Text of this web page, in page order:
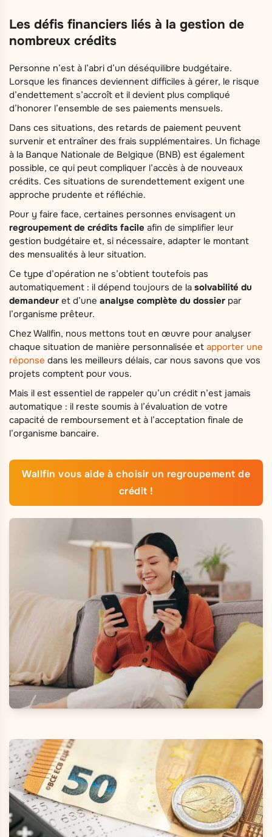
Les défis financiers liés à la gestion de
nombreux crédits
Personne n’est à l’abri d’un déséquilibre budgétaire.
Lorsque les finances deviennent difficiles à gérer, le risque
d’endettement s’accroît et il devient plus compliqué
d’honorer l’ensemble de ses paiements mensuels.
Dans ces situations, des retards de paiement peuvent
survenir et entraîner des frais supplémentaires. Un fichage
à la Banque Nationale de Belgique (BNB) est également
possible, ce qui peut compliquer l’accès à de nouveaux
crédits. Ces situations de surendettement exigent une
approche prudente et réfléchie.
Pour y faire face, certaines personnes envisagent un
regroupement de crédits facile afin de simplifier leur
gestion budgétaire et, si nécessaire, adapter le montant
des mensualités à leur situation.
Ce type d’opération ne s’obtient toutefois pas
automatiquement : il dépend toujours de la solvabilité du
demandeur et d’une analyse complète du dossier par
l’organisme prêteur.
Chez Wallfin, nous mettons tout en œuvre pour analyser
chaque situation de manière personnalisée et apporter une
réponse dans les meilleurs délais, car nous savons que vos
projets comptent pour vous.
Mais il est essentiel de rappeler qu’un crédit n’est jamais
automatique : il reste soumis à l’évaluation de votre
capacité de remboursement et à l’acceptation finale de
l’organisme bancaire.
Wallfin vous aide à choisir un regroupement de
crédit !